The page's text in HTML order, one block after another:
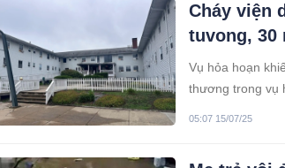
Cháy viện
tuvong,
Vụ hỏa hoạn
thương trong vụ
05:07 15/07/25